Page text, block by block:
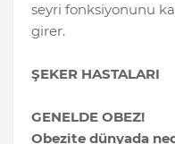
seyri fonksiyonunu
girer.
ŞEKER HASTALARI
GENELDE OBEZ!
Obezite dünyada